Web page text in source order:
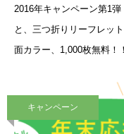
2016年キャンペーン第1
と、三つ折りリーフレッ
面カラー、1,000枚無料
キャンペーン